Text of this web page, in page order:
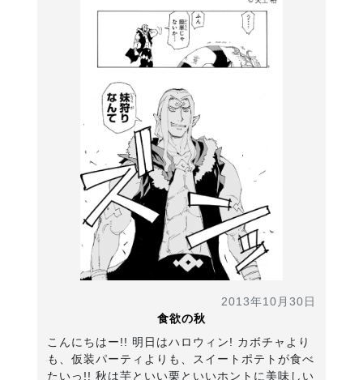
2013年10月30日
食欲の秋
こんにちはー!! 明日はハロウィン! カボチャより
も、仮装パーティよりも、スイートポテトが食べ
たいっ!! 秋は芋といい栗といいホントに美味しい